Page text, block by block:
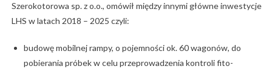
Szerokotorowa sp. z o.o., omówił między innymi główne inwestycje
LHS w latach 2018 – 2025 czyli:
budowę mobilnej rampy, o pojemności ok. 60 wagonów, do
pobierania próbek w celu przeprowadzenia kontroli fito-